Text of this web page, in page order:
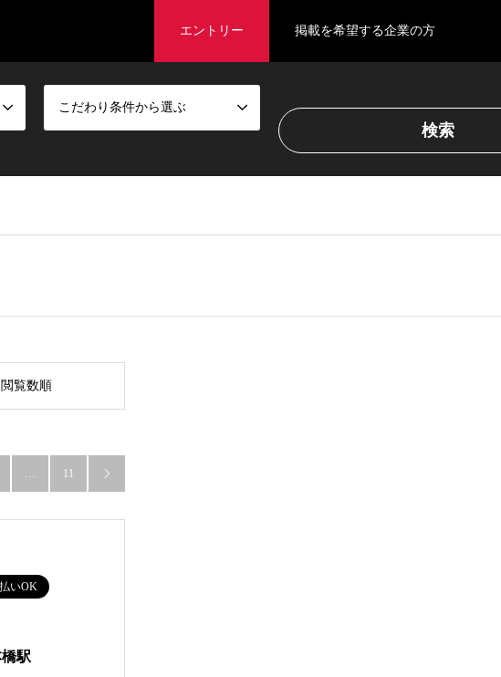
エントリー 掲載を希望する企業の方
こだわり条件から選ぶ
閲覧数順
… 11 
いOK
駅